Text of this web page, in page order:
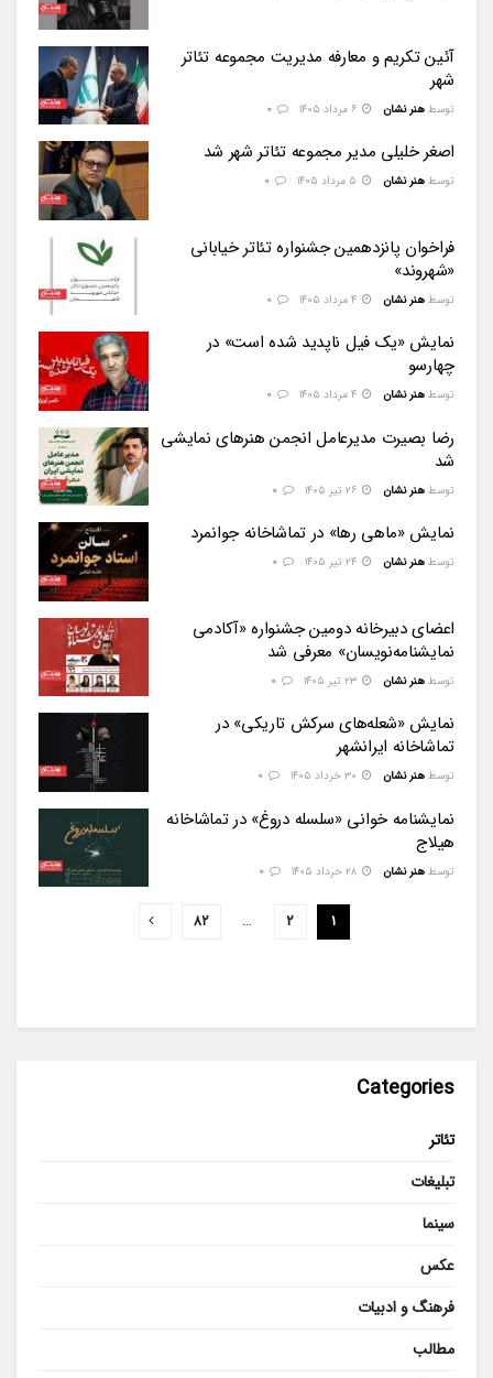
آئین تکریم و معارفه مدیریت مجموعه تئاتر
شهر
توسط هنر نشان
اصغر خلیلی مدیر مجموعه تئاتر شهر شد
توسط هنر نشان
فراخوان پانزدهمین جشنواره تئاتر خیابانی
«شهروند»
توسط هنر نشان
نمایش «یک فیل ناپدید شده است» در
چهارسو
توسط هنر نشان
رضا بصیرت مدیرعامل انجمن هنرهای نمایشی
شد
توسط هنر نشان
نمایش «ماهی رها» در تماشاخانه جوانمرد
توسط هنر نشان
اعضای دبیرخانه دومین جشنواره «آکادمی
نمایشنامه‌نویسان» معرفی شد
توسط هنر نشان
نمایش «شعله‌های سرکش تاریکی» در
تماشاخانه ایرانشهر
توسط هنر نشان
نمایشنامه‌ خوانی «سلسله دروغ» در تماشاخانه
هیلاج
توسط هنر نشان
۱ ۲ … ۸۲
Categories
تئاتر
تبلیغات
سینما
عکس
فرهنگ و ادبیات
مطالب